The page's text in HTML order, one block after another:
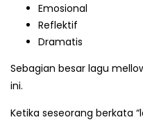
Emosional
Reflektif
Dramatis
Sebagian besar lagu
ini.
Ketika seseorang berkata